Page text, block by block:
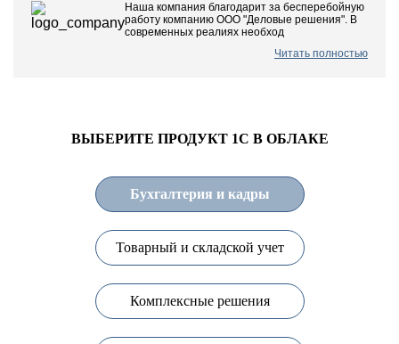
Наша компания благодарит за бесперебойную
работу компанию ООО "Деловые решения". В
современных реалиях необход
Читать полностью
ВЫБЕРИТЕ ПРОДУКТ 1С В ОБЛАКЕ
Бухгалтерия и кадры
Товарный и складской учет
Комплексные решения